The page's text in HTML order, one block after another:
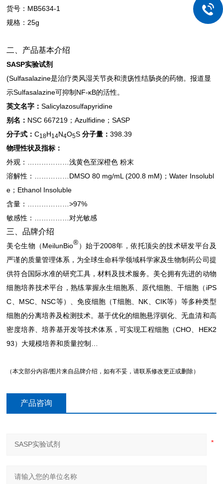
货号：MB5634-1
规格：25g
二、产品基本介绍
SASP实验试剂
(Sulfasalazine是治疗类风湿关节炎和溃疡性结肠炎的药物。报道显
示Sulfasalazine可抑制NF-κB的活性。
英文名字：Salicylazosulfapyridine
别名： NSC 667219；Azulfidine；SASP
分子式：C18H14N4O5S分子量：398.39
物理性状及指标：
外观：………………浅黄色至深橙色 粉末
溶解性：……………DMSO 80 mg/mL (200.8 mM)；Water Insolubl
e；Ethanol Insoluble
含量：………………>97%
敏感性：……………对光敏感
三、品牌介绍
美仑生物（MeilunBio®）始于2008年，依托顶尖的技术研发平台及
严谨的质量管理体系，为全球生命科学领域科学家及生物制药公司提
供符合国际水准的研究工具，材料及技术服务。美仑拥有先进的动物
细胞培养技术平台，熟练掌握永生细胞系、原代细胞、干细胞（iPS
C、MSC、NSC等）、免疫细胞（T细胞、NK、CIK等）等多种类型
细胞的分离培养及检测技术。基于优化的细胞悬浮驯化、无血清和高
密度培养、培养基开发等技术体系，可实现工程细胞（CHO、HEK2
93）大规模培养和质量控制…
（本文部分内容/图片来自品牌介绍，如有不妥，请联系修改更正或删除）
产品咨询